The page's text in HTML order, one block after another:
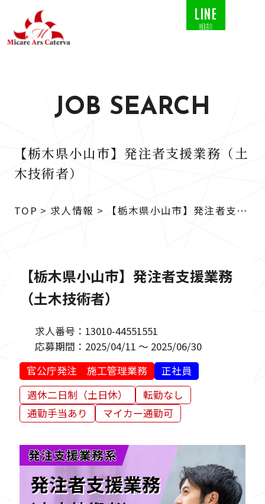
LINE
相談
JOB SEARCH
【栃木県小山市】発注者支援業務（土
木技術者）
TOP > 求人情報 > 【栃木県小山市】発注者支援
業務（土木技術者）
【栃木県小山市】発注者支援業務
（土木技術者）
求人番号： 13010-44551551
応募期間： 2025/04/11 ～ 2025/06/30
官公庁発注 施工管理業務
正社員
週休二日制（土日休）
転勤なし
通勤手当あり
マイカー通勤可